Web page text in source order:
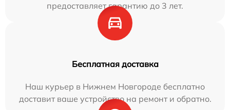
предоставляет гарантию до 3 лет.
Бесплатная доставка
Наш курьер в Нижнем Новгороде бесплатно
доставит ваше устройство на ремонт и обратно.